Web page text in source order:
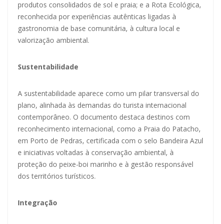
produtos consolidados de sol e praia; e a Rota Ecológica,
reconhecida por experiências autênticas ligadas à
gastronomia de base comunitária, à cultura local e
valorização ambiental.
Sustentabilidade
A sustentabilidade aparece como um pilar transversal do
plano, alinhada às demandas do turista internacional
contemporâneo. O documento destaca destinos com
reconhecimento internacional, como a Praia do Patacho,
em Porto de Pedras, certificada com o selo Bandeira Azul
e iniciativas voltadas à conservação ambiental, à
proteção do peixe-boi marinho e à gestão responsável
dos territórios turísticos.
Integração